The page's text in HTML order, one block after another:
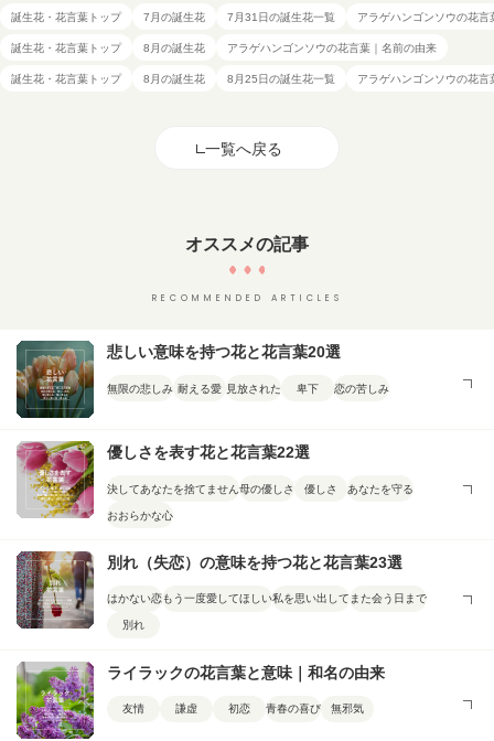
誕生花・花言葉トップ 7月の誕生花 7月31日の誕生花一覧 アラゲハンゴンソウの花言
誕生花・花言葉トップ 8月の誕生花 アラゲハンゴンソウの花言葉｜名前の由来
誕生花・花言葉トップ 8月の誕生花 8月25日の誕生花一覧 アラゲハンゴンソウの花言
一覧へ戻る
オススメの記事
RECOMMENDED ARTICLES
悲しい意味を持つ花と花言葉20選
無限の悲しみ 耐える愛 見放された 卑下 恋の苦しみ
優しさを表す花と花言葉22選
決してあなたを捨てません 母の優しさ 優しさ あなたを守る
おおらかな心
別れ（失恋）の意味を持つ花と花言葉23選
はかない恋もう一度愛してほしい私を思い出して また会う日まで
別れ
ライラックの花言葉と意味｜和名の由来
友情 謙虚 初恋 青春の喜び 無邪気